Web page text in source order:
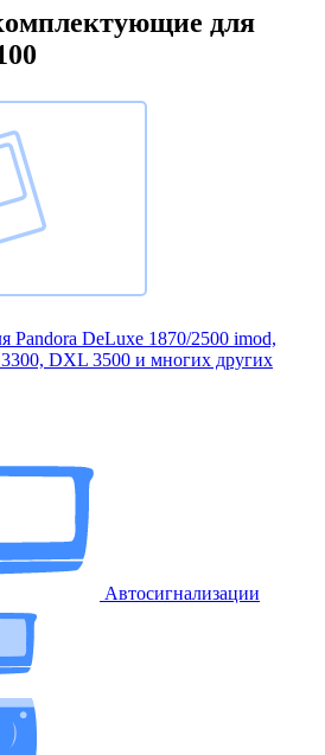
для
Pandora DeLuxe 1870/2500 imod,
DXL 3500 и многих других
Автосигнализации